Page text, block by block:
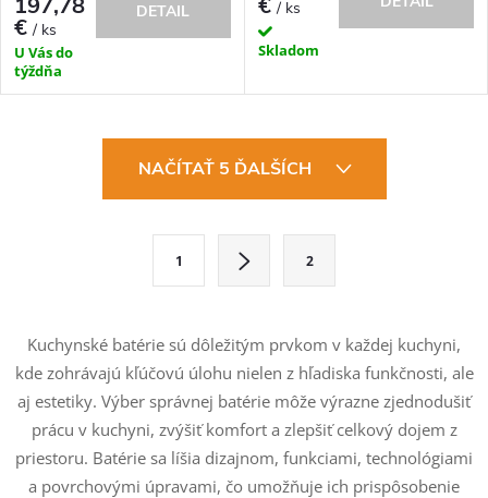
€/ ks
U Vás do
týždňa
DETAIL / ks
Skladom
d
a
c
i
NAČÍTAŤ 5 ĎALŠÍCH
n
k
v
1 2
Kuchynské batérie sú dôležitým prvkom v každej kuchyni,
kde zohrávajú kľúčovú úlohu nielen z hľadiska funkčnosti, ale
aj estetiky. Výber správnej batérie môže výrazne zjednodušiť
prácu v kuchyni, zvýšiť komfort a zlepšiť celkový dojem z
priestoru. Batérie sa líšia dizajnom, funkciami, technológiami
a povrchovými úpravami, čo umožňuje ich prispôsobenie